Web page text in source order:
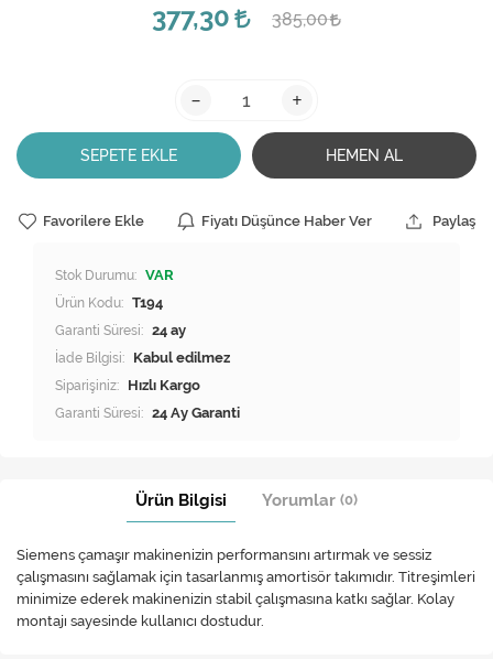
377,30
385,00
- +
SEPETE EKLE HEMEN AL
Favorilere Ekle Fiyatı Düşünce Haber Ver Paylaş
Stok Durumu: VAR
Ürün Kodu: T194
Garanti Süresi: 24 ay
İade Bilgisi:
Siparişiniz: Hızlı Kargo
Garanti Süresi: 24 Ay Garanti
Ürün Bilgisi Yorumlar (0)
Siemens çamaşır makinenizin performansını artırmak ve sessiz
çalışmasını sağlamak için tasarlanmış amortisör takımıdır. Titreşimleri
minimize ederek makinenizin stabil çalışmasına katkı sağlar. Kolay
montajı sayesinde kullanıcı dostudur.